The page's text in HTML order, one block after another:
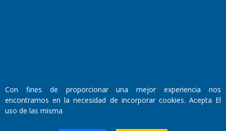
Director Periodístico:
Walter René Goñi
Con fines de proporcionar una mejor experiencia nos
encontramos en la necesidad de incorporar cookies. Acepta El
uso de las misma